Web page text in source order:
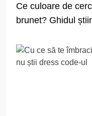
Ce culoare de
brunet? Ghidul